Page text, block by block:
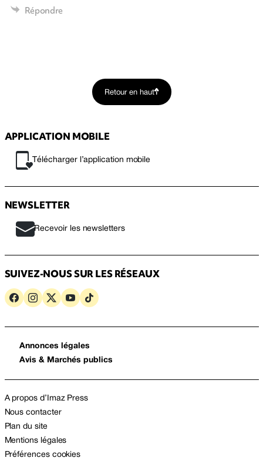
Répondre
Retour en haut
APPLICATION MOBILE
Télécharger l’application mobile
NEWSLETTER
Recevoir les newsletters
SUIVEZ-NOUS SUR LES RÉSEAUX
Annonces légales
Avis & Marchés publics
A propos d’Imaz Press
Nous contacter
Plan du site
Mentions légales
Préférences cookies